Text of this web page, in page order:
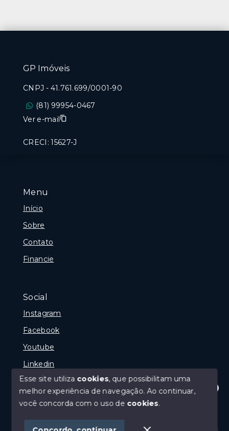
Olá! Estamos disponíveis para te ajudar.
Menu
Início
Sobre
Contato
Financie
Social
Instagram
Facebook
Youtube
Linkedin
© Copyright 2026 - GP Imóveis - Todos os direitos
GP Imóveis
CNPJ - 41.761.699/0001-90
(81) 99954-0467
Ver e-mail
CRECI: 15627-J
Esse site utiliza cookies, que possibilitam uma
melhor experiência de navegação.Ao continuar,
você concorda com o uso de cookies.